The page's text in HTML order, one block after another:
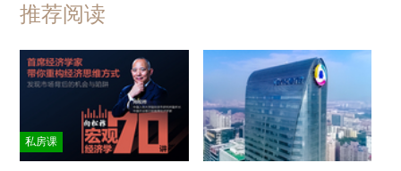
推荐阅读
私房课